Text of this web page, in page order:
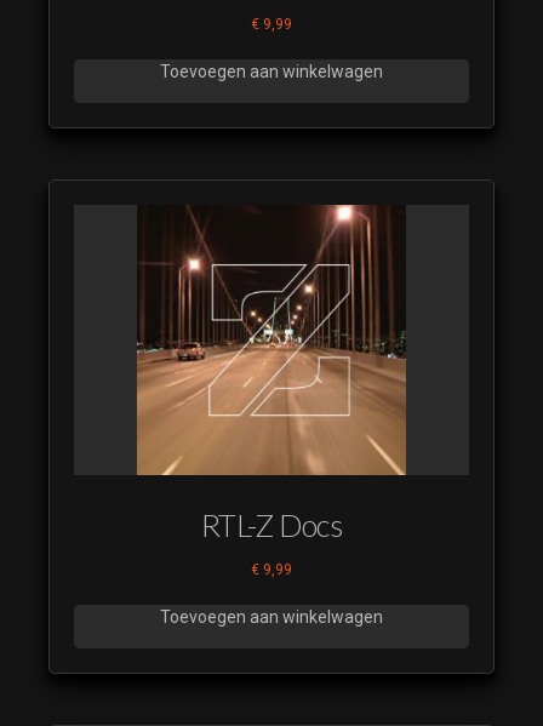
€ 9,99
Toevoegen aan winkelwagen
RTL-Z Docs
€ 9,99
Toevoegen aan winkelwagen